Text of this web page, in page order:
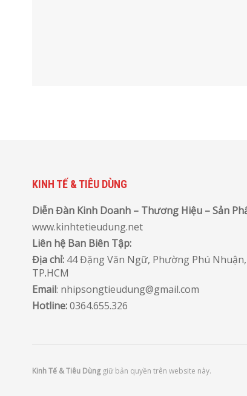
KINH TẾ & TIÊU DÙNG
Diễn Đàn Kinh Doanh – Thương Hiệu – Sản
www.kinhtetieudung.net
Liên hệ Ban Biên Tập:
Địa chỉ: 44 Đặng Văn Ngữ, Phường Phú Nhuận,
TP.HCM
Email: nhipsongtieudung@gmail.com
Hotline:0364.655.326
Kinh Tế & Tiêu Dùnggiữ bản quyền trên website này.